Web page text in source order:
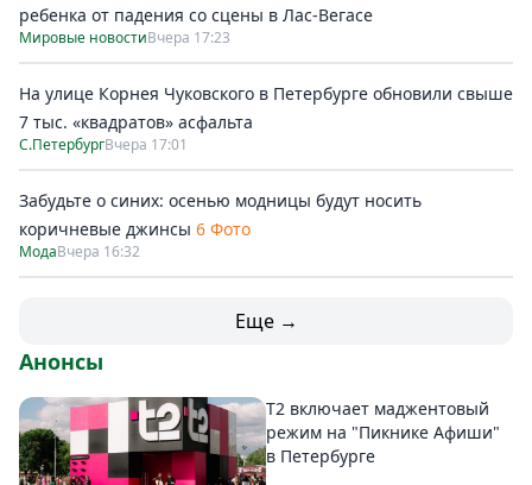
ребенка от падения со сцены в Лас-Вегасе
Мировые новостиВчера 17:23
На улице Корнея Чуковского в Петербурге обновили свыше
7 тыс. «квадратов» асфальта
С.ПетербургВчера 17:01
Забудьте о синих: осенью модницы будут носить
коричневые джинсы 6 Фото
МодаВчера 16:32
Еще →
Анонсы
Т2 включает маджентовый
режим на "Пикнике Афиши"
в Петербурге